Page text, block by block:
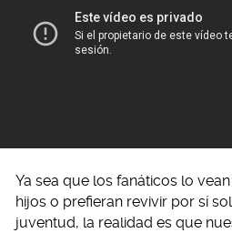
Ya sea que los fanáticos lo
hijos o prefieran revivir por sí
juventud, la realidad es que